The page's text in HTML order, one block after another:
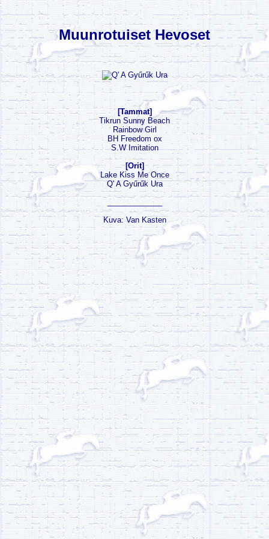
Muunrotuiset Hevoset
[Tammat]
Tikrun Sunny Beach
Rainbow Girl
BH Freedom ox
S.W Imitation
[Orit]
Lake Kiss Me Once
Q' A Gyűrűk Ura
_____________
Kuva: Van Kasten